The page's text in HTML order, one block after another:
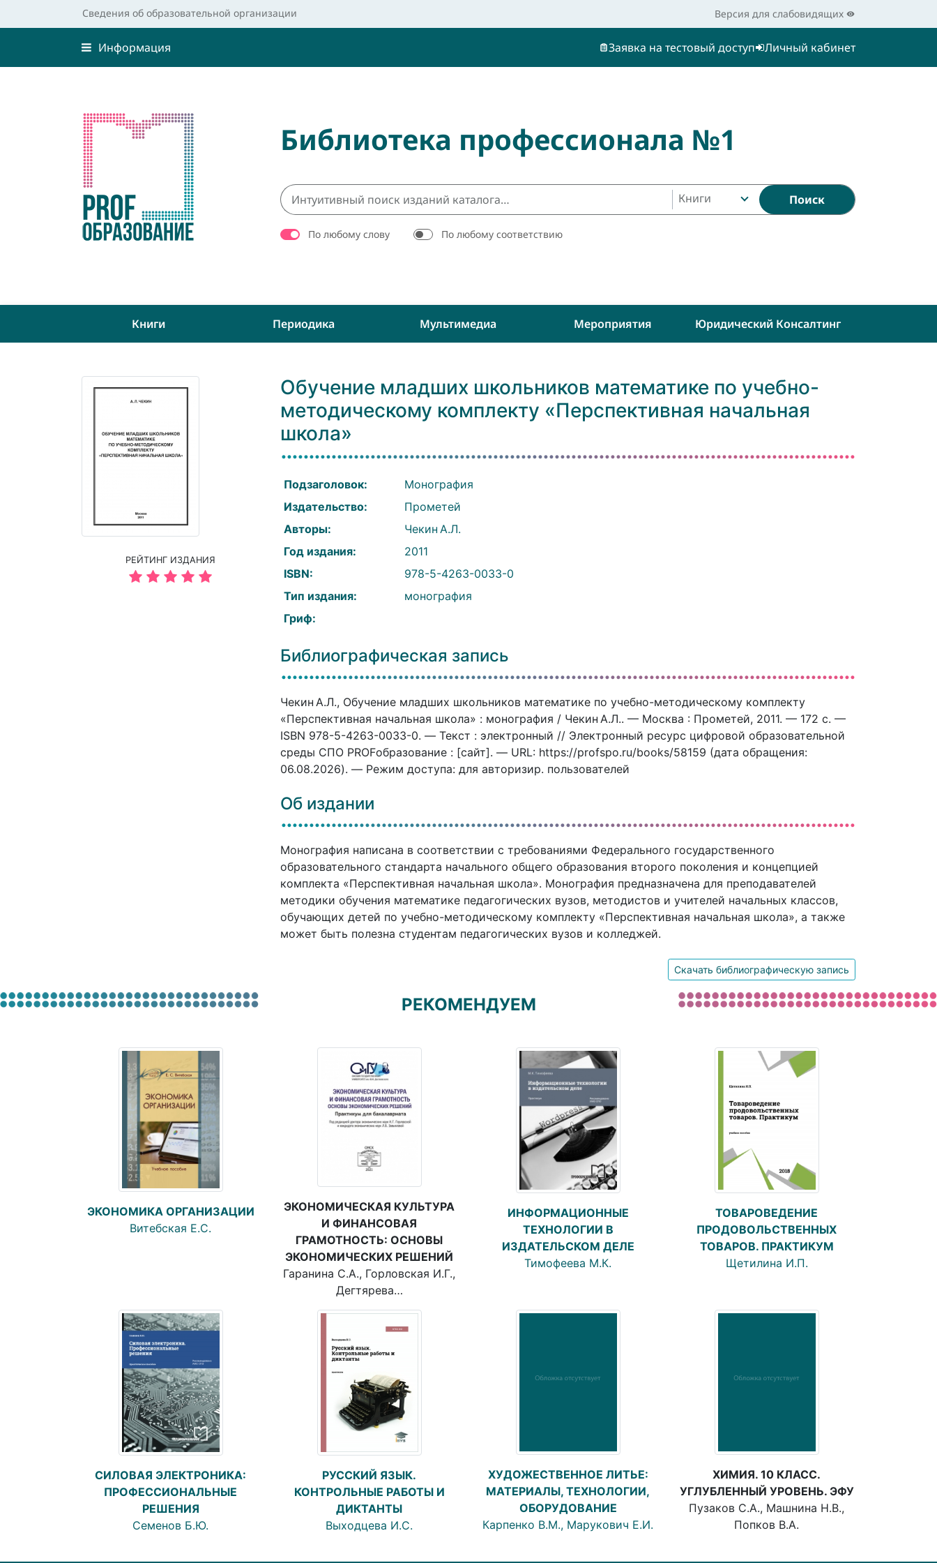
Сведения об образовательной организации Версия для слабовидящих
Информация Заявка на тестовый доступ Личный кабинет
Библиотека профессионала №1
Книги Поиск
По любому слову По любому соответствию
Книги Периодика Мультимедиа Мероприятия Юридический Консалтинг
РЕЙТИНГ ИЗДАНИЯ
Обучение младших школьников математике по учебно-
методическому комплекту «Перспективная начальная
школа»
Подзаголовок:
Монография
Издательство:
Прометей
Авторы:
Чекин А.Л.
Год издания:
2011
ISBN:
978-5-4263-0033-0
Тип издания:
монография
Гриф:
Библиографическая запись
Чекин А.Л., Обучение младших школьников математике по учебно-методическому комплекту
«Перспективная начальная школа» : монография / Чекин А.Л.. — Москва : Прометей, 2011. — 172 c. —
ISBN 978-5-4263-0033-0. — Текст : электронный // Электронный ресурс цифровой образовательной
среды СПО PROFобразование : [сайт]. — URL: https://profspo.ru/books/58159 (дата обращения:
06.08.2026). — Режим доступа: для авторизир. пользователей
Об издании
Монография написана в соответствии с требованиями Федерального государственного
образовательного стандарта начального общего образования второго поколения и концепцией
комплекта «Перспективная начальная школа». Монография предназначена для преподавателей
методики обучения математике педагогических вузов, методистов и учителей начальных классов,
обучающих детей по учебно-методическому комплекту «Перспективная начальная школа», а также
может быть полезна студентам педагогических вузов и колледжей.
Скачать библиографическую запись
РЕКОМЕНДУЕМ
ЭКОНОМИКА ОРГАНИЗАЦИИ
Витебская Е.С.
ЭКОНОМИЧЕСКАЯ КУЛЬТУРА
И ФИНАНСОВАЯ
ГРАМОТНОСТЬ: ОСНОВЫ
ЭКОНОМИЧЕСКИХ РЕШЕНИЙ
Гаранина С.А., Горловская И.Г.,
Дегтярева…
ИНФОРМАЦИОННЫЕ
ТЕХНОЛОГИИ В
ИЗДАТЕЛЬСКОМ ДЕЛЕ
Тимофеева М.К.
ТОВАРОВЕДЕНИЕ
ПРОДОВОЛЬСТВЕННЫХ
ТОВАРОВ. ПРАКТИКУМ
Щетилина И.П.
СИЛОВАЯ ЭЛЕКТРОНИКА:
ПРОФЕССИОНАЛЬНЫЕ
РЕШЕНИЯ
Семенов Б.Ю.
РУССКИЙ ЯЗЫК.
КОНТРОЛЬНЫЕ РАБОТЫ И
ДИКТАНТЫ
Выходцева И.С.
ХУДОЖЕСТВЕННОЕ ЛИТЬЕ:
МАТЕРИАЛЫ, ТЕХНОЛОГИИ,
ОБОРУДОВАНИЕ
Карпенко В.М., Марукович Е.И.
ХИМИЯ. 10 КЛАСС.
УГЛУБЛЕННЫЙ УРОВЕНЬ. ЭФУ
Пузаков С.А., Машнина Н.В.,
Попков В.А.